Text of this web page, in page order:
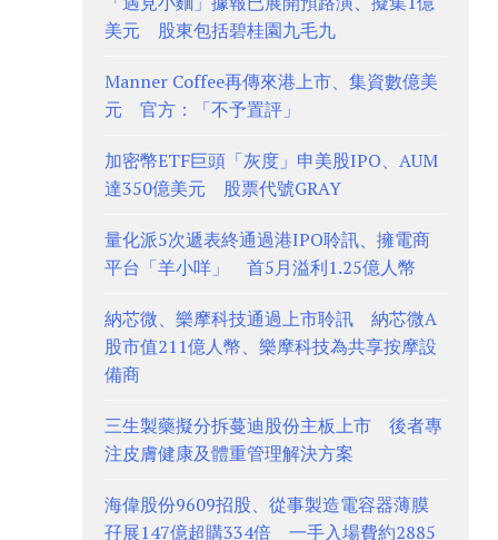
美元 股東包括碧桂園九毛九
Manner Coffee再傳來港上市、集資數億美
元 官方：「不予置評」
加密幣ETF巨頭「灰度」申美股IPO、AUM
達350億美元 股票代號GRAY
量化派5次遞表終通過港IPO聆訊、擁電商
平台「羊小咩」 首5月溢利1.25億人幣
納芯微、樂摩科技通過上市聆訊 納芯微A
股市值211億人幣、樂摩科技為共享按摩設
備商
三生製藥擬分拆蔓迪股份主板上市 後者專
注皮膚健康及體重管理解決方案
海偉股份9609招股、從事製造電容器薄膜
孖展147億超購334倍 一手入場費約2885